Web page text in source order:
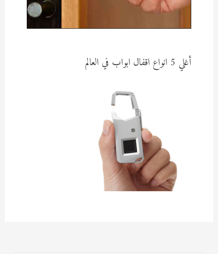
أغلي 5 انواع اقفال ابواب في العالم